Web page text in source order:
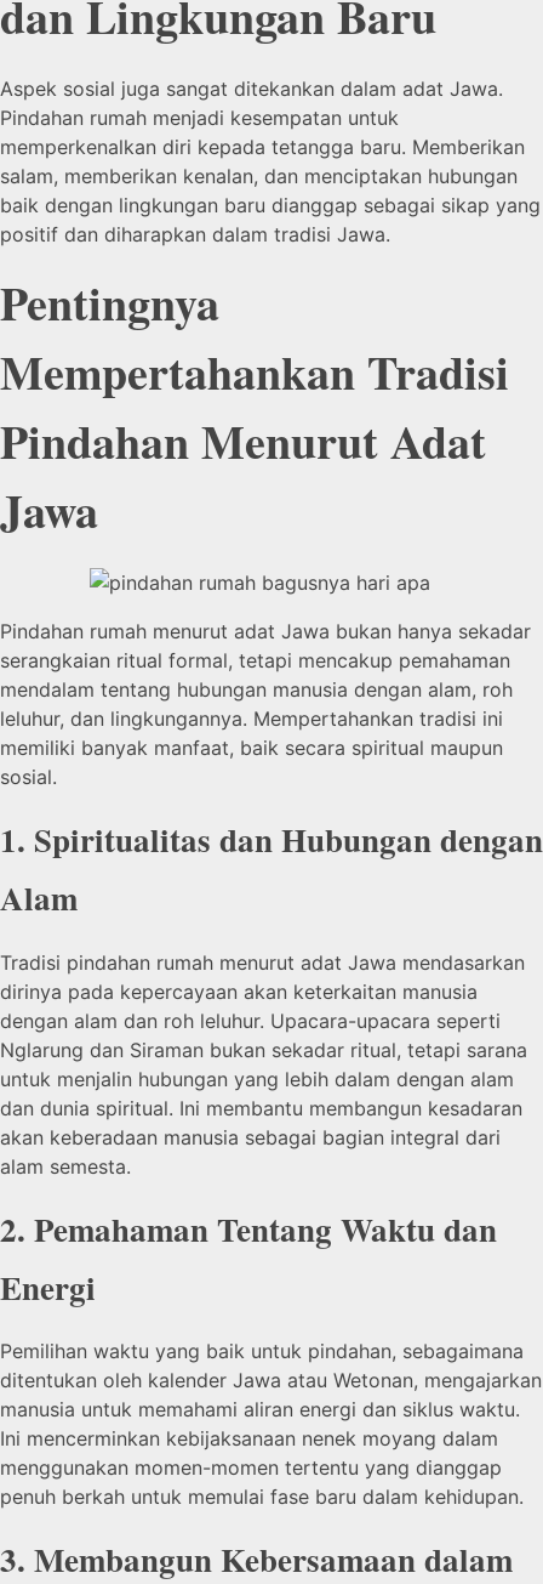
dan Lingkungan Baru
Aspek sosial juga sangat ditekankan dalam adat Jawa.
Pindahan rumah menjadi kesempatan untuk
memperkenalkan diri kepada tetangga baru. Memberikan
salam, memberikan kenalan, dan menciptakan hubungan
baik dengan lingkungan baru dianggap sebagai sikap yang
positif dan diharapkan dalam tradisi Jawa.
Pentingnya
Mempertahankan Tradisi
Pindahan Menurut Adat
Jawa
Pindahan rumah menurut adat Jawa bukan hanya sekadar
serangkaian ritual formal, tetapi mencakup pemahaman
mendalam tentang hubungan manusia dengan alam, roh
leluhur, dan lingkungannya. Mempertahankan tradisi ini
memiliki banyak manfaat, baik secara spiritual maupun
sosial.
1. Spiritualitas dan Hubungan dengan
Alam
Tradisi pindahan rumah menurut adat Jawa mendasarkan
dirinya pada kepercayaan akan keterkaitan manusia
dengan alam dan roh leluhur. Upacara-upacara seperti
Nglarung dan Siraman bukan sekadar ritual, tetapi sarana
untuk menjalin hubungan yang lebih dalam dengan alam
dan dunia spiritual. Ini membantu membangun kesadaran
akan keberadaan manusia sebagai bagian integral dari
alam semesta.
2. Pemahaman Tentang Waktu dan
Energi
Pemilihan waktu yang baik untuk pindahan, sebagaimana
ditentukan oleh kalender Jawa atau Wetonan, mengajarkan
manusia untuk memahami aliran energi dan siklus waktu.
Ini mencerminkan kebijaksanaan nenek moyang dalam
menggunakan momen-momen tertentu yang dianggap
penuh berkah untuk memulai fase baru dalam kehidupan.
3. Membangun Kebersamaan dalam